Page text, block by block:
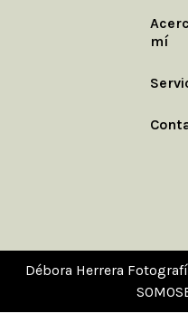
mí
Débora Herrera